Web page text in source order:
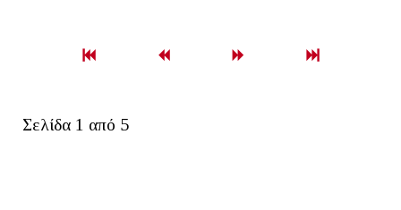
Σελίδα 1 από 5